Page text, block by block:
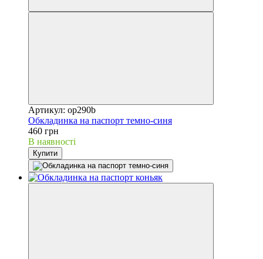
Артикул: op290b
Обкладинка на паспорт темно-синя
460 грн
В наявності
Купити